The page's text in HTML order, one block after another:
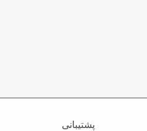
پشتیبانی